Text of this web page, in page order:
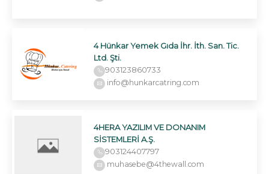
4 Hünkar Yemek Gıda İhr. İth. San. Tic.
Ltd. Şti.
903123860733
info@hunkarcatring.com
4HERA YAZILIM VE DONANIM
SİSTEMLERİ A.Ş.
903124407797
muhasebe@4thewall.com